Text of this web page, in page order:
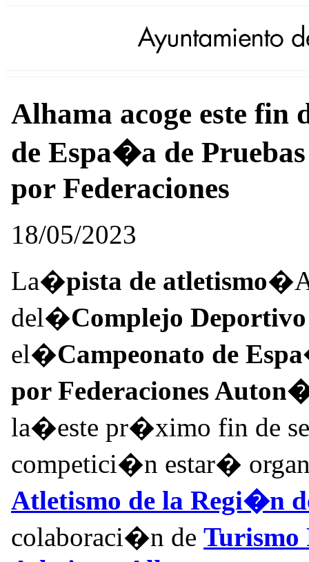
Alhama acoge este fin
de Espa�a de
por Federaciones
18/05/2023
La�pista de atletismo
del�Complejo
el�Campeonato de
por Federaciones
la�este pr�ximo fin de
competici�n estar�
Atletismo de la Regi�n
colaboraci�n de